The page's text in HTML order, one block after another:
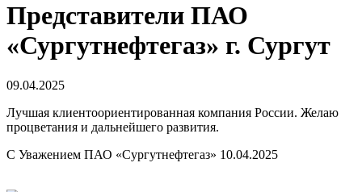
Представители ПАО
«Сургутнефтегаз» г. Сургут
09.04.2025
Лучшая клиентоориентированная компания России. Желаю
процветания и дальнейшего развития.
С Уважением ПАО «Сургутнефтегаз» 10.04.2025